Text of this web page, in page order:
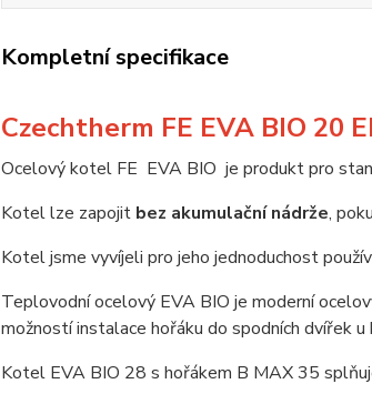
Kompletní specifikace
Czechtherm FE EVA BIO 20
Ocelový kotel FE EVA BIO je produkt pro
Kotel lze zapojit bez akumulační nádrže,
Kotel jsme vyvíjeli pro jeho jednoduchost
Teplovodní ocelový EVA BIO je moderní
možností instalace hořáku do spodních dvířek
Kotel EVA BIO 28 s hořákem B MAX 35